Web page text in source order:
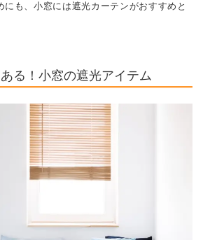
にも、小窓には遮光カーテンがおすすめと
る！小窓の遮光アイテム